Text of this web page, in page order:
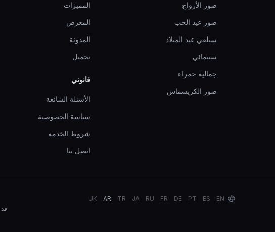
صور الأزواج
صور عيد الحب
سيلفي عيد الميلاد
سينمائي
جمالية حمراء
صور الكريسماس
المميزات
المعرض
المدونة
تحميل
قانوني
الأسئلة الشائعة
سياسة الخصوصية
شروط الخدمة
اتصل بنا
EN
ES
PT
DE
FR
RU
JA
TR
AR
UK